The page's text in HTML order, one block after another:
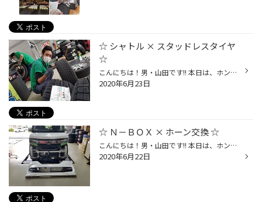
☆ シャトル × スタッドレスタイヤ
☆
こんにちは！男・山田です!! 本日は、ホンダ シャトルの 【 スタッドレスタイヤ交換 】から スタートです☆(^^)/ 『 おい、山田！この時期にスタッドレスか?! 』 っと、言われそうですが 実は！この時期にスタッドレスを お選び頂く機会、結構ございます！ 理由は簡単♪ 冬→夏タイヤへ付替える際 冬タ...
2020年6月23日
☆ Ｎ－ＢＯＸ × ホーン交換 ☆
こんにちは！男・山田です!! 本日は、ホンダ Ｎ-ＢＯＸの 【 ホーン交換 】 からスタート☆(^^)/ 今回もｯ！！オススメさせて頂きました商品は、 ミツバさんの 『 アルファⅡコンパクト 』☆ 高音・低音のダブルホーンは、 やっぱりとても良い音ですね♪♪ 純正ホーンとは比べ物にならないレベル!! コンパ...
2020年6月22日